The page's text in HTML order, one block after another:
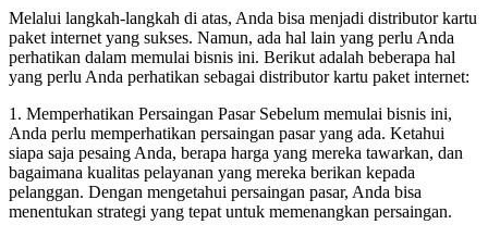
Melalui langkah-langkah di atas, Anda bisa menjadi distributor kartu
paket internet yang sukses. Namun, ada hal lain yang perlu Anda
perhatikan dalam memulai bisnis ini. Berikut adalah beberapa hal
yang perlu Anda perhatikan sebagai distributor kartu paket internet:
1. Memperhatikan Persaingan Pasar Sebelum memulai bisnis ini,
Anda perlu memperhatikan persaingan pasar yang ada. Ketahui
siapa saja pesaing Anda, berapa harga yang mereka tawarkan, dan
bagaimana kualitas pelayanan yang mereka berikan kepada
pelanggan. Dengan mengetahui persaingan pasar, Anda bisa
menentukan strategi yang tepat untuk memenangkan persaingan.